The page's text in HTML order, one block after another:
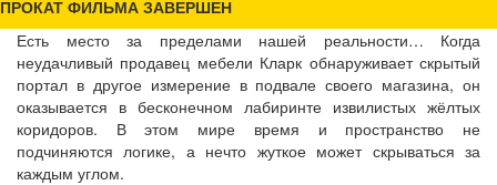
ПРОКАТ ФИЛЬМА ЗАВЕРШЕН
Есть место за пределами нашей реальности… Когда
неудачливый продавец мебели Кларк обнаруживает скрытый
портал в другое измерение в подвале своего магазина, он
оказывается в бесконечном лабиринте извилистых жёлтых
коридоров. В этом мире время и пространство не
подчиняются логике, а нечто жуткое может скрываться за
каждым углом.